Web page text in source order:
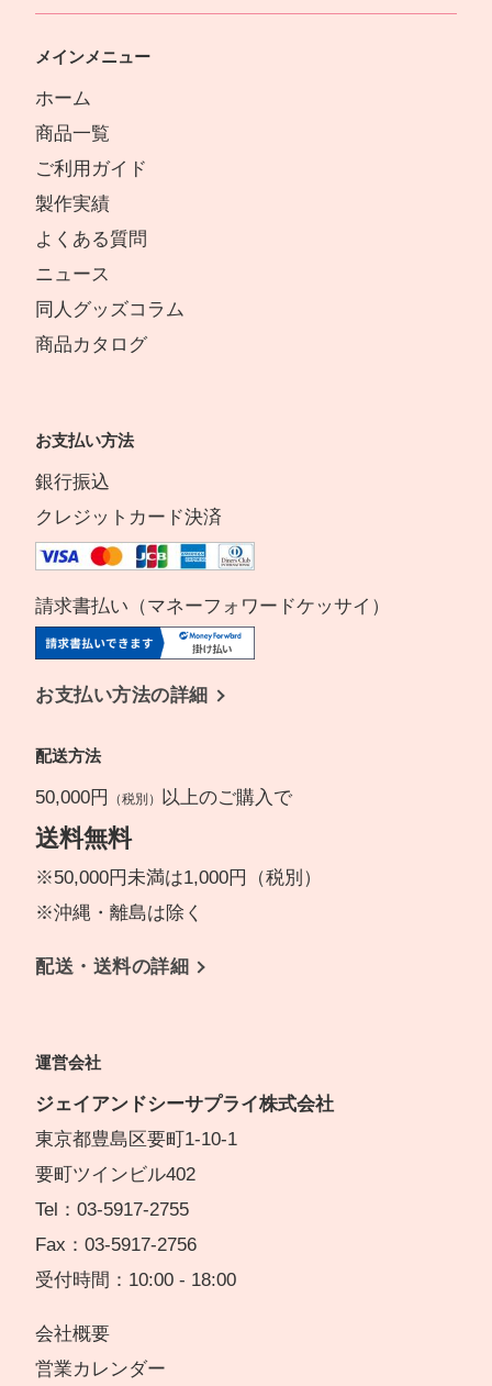
メインメニュー
ホーム
商品一覧
ご利用ガイド
製作実績
よくある質問
ニュース
同人グッズコラム
商品カタログ
お支払い方法
銀行振込
クレジットカード決済
請求書払い（マネーフォワードケッサイ）
お支払い方法の詳細
配送方法
50,000円 （税別） 以上のご購入で
送料無料
※50,000円未満は1,000円（税別）
※沖縄・離島は除く
配送・送料の詳細
運営会社
ジェイアンドシーサプライ株式会社
東京都豊島区要町1-10-1
要町ツインビル402
Tel：03-5917-2755
Fax：03-5917-2756
受付時間：10:00 - 18:00
会社概要
営業カレンダー